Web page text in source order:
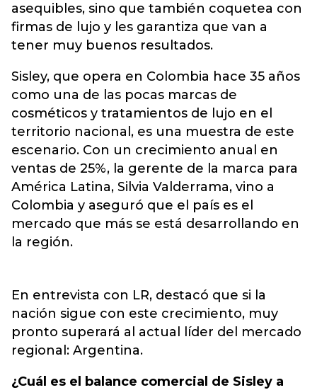
asequibles, sino que también coquetea con
firmas de lujo y les garantiza que van a
tener muy buenos resultados.
Sisley, que opera en Colombia hace 35 años
como una de las pocas marcas de
cosméticos y tratamientos de lujo en el
territorio nacional, es una muestra de este
escenario. Con un crecimiento anual en
ventas de 25%, la gerente de la marca para
América Latina, Silvia Valderrama, vino a
Colombia y aseguró que el país es el
mercado que más se está desarrollando en
la región.
En entrevista con LR, destacó que si la
nación sigue con este crecimiento, muy
pronto superará al actual líder del mercado
regional: Argentina.
¿Cuál es el balance comercial de Sisley a